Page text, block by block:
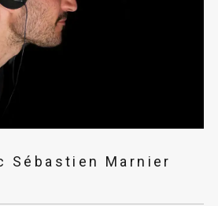
Sébastien Marnier